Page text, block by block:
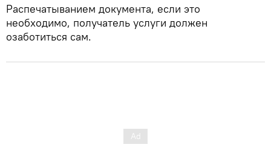
Распечатыванием документа, если это
необходимо, получатель услуги должен
озаботиться сам.